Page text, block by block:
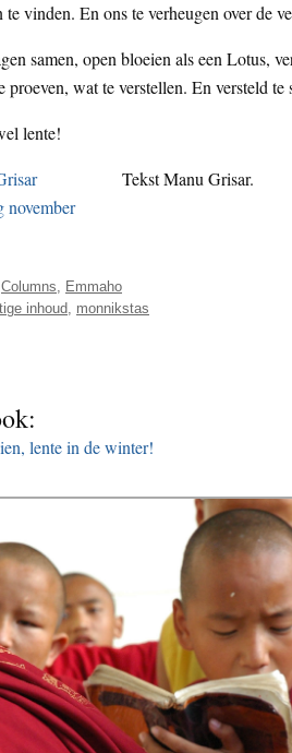
te vinden. En ons te verheugen over de
samen, open bloeien als een Lotus,
proeven, wat te verstellen. En versteld
lente!
Tekst Manu Grisar.
Columns, Emmaho
inhoud, monnikstas
lente in de winter!